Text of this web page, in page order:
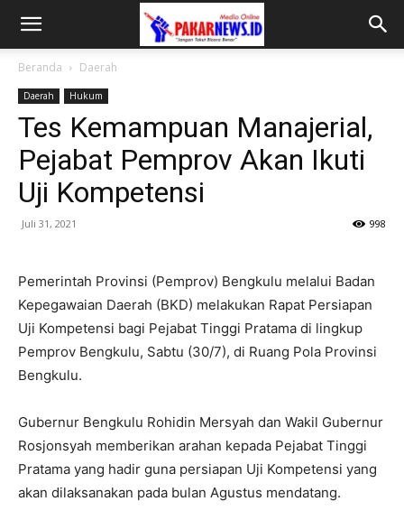
Beranda Daerah
Daerah Hukum
Tes Kemampuan Manajerial,
Pejabat Pemprov Akan Ikuti
Uji Kompetensi
Juli 31, 2021 998
Pemerintah Provinsi (Pemprov) Bengkulu melalui Badan
Kepegawaian Daerah (BKD) melakukan Rapat Persiapan
Uji Kompetensi bagi Pejabat Tinggi Pratama di lingkup
Pemprov Bengkulu, Sabtu (30/7), di Ruang Pola Provinsi
Bengkulu.
Gubernur Bengkulu Rohidin Mersyah dan Wakil Gubernur
Rosjonsyah memberikan arahan kepada Pejabat Tinggi
Pratama yang hadir guna persiapan Uji Kompetensi yang
akan dilaksanakan pada bulan Agustus mendatang.